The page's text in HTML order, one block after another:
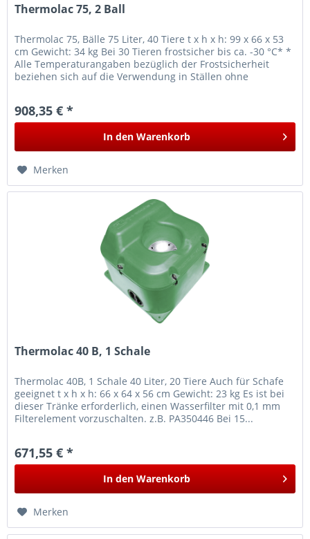
Thermolac 75, 2 Ball
Thermolac 75, Bälle 75 Liter, 40 Tiere t x h x h: 99 x 66 x 53
cm Gewicht: 34 kg Bei 30 Tieren frostsicher bis ca. -30 °C* *
Alle Temperaturangaben bezüglich der Frostsicherheit
beziehen sich auf die Verwendung in Ställen ohne
908,35 € *
In den Warenkorb
Merken
Thermolac 40 B, 1 Schale
Thermolac 40B, 1 Schale 40 Liter, 20 Tiere Auch für Schafe
geeignet t x h x h: 66 x 64 x 56 cm Gewicht: 23 kg Es ist bei
dieser Tränke erforderlich, einen Wasserfilter mit 0,1 mm
Filterelement vorzuschalten. z.B. PA350446 Bei 15...
671,55 € *
In den Warenkorb
Merken